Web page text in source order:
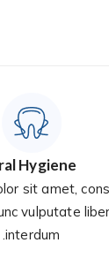
Hygiene
sit amet,
vulputate
interdum.